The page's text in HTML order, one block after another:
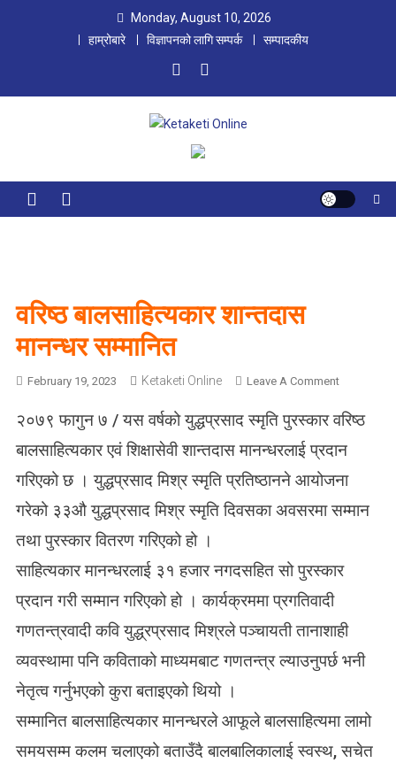
Monday, August 10, 2026
हाम्रोबारे
विज्ञापनको लागि सम्पर्क सम्पादकीय
Ketaketi Online
First Nepali Online Magazine For Children
वरिष्ठ बालसाहित्यकार शान्तदास
मानन्धर सम्मानित
February 19, 2023 Ketaketi Online Leave A CommentO
व
बा
त्य
शा
दा
न
न्ध
२०७९ फागुन ७ / यस वर्षको युद्धप्रसाद स्मृति पुरस्कार वरिष्ठ
बालसाहित्यकार एवं शिक्षासेवी शान्तदास मानन्धरलाई प्रदान
गरिएको छ । युद्धप्रसाद मिश्र स्मृति प्रतिष्ठानने आयोजना
गरेको ३३औ युद्धप्रसाद मिश्र स्मृति दिवसका अवसरमा सम्मान
तथा पुरस्कार वितरण गरिएको हो ।
साहित्यकार मानन्धरलाई ३१ हजार नगदसहित सो पुरस्कार
प्रदान गरी सम्मान गरिएको हो । कार्यक्रममा प्रगतिवादी
गणतन्त्रवादी कवि युद्ध्रप्रसाद मिश्रले पञ्चायती तानाशाही
व्यवस्थामा पनि कविताको माध्यमबाट गणतन्त्र ल्याउनुपर्छ भनी
नेतृत्व गर्नुभएको कुरा बताइएको थियो ।
सम्मानित बालसाहित्यकार मानन्धरले आफूले बालसाहित्यमा लामो
समयसम्म कलम चलाएको बताउँदै बालबालिकालाई स्वस्थ, सचेत